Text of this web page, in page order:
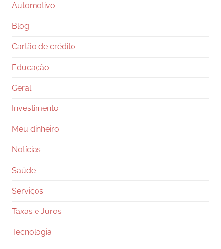
Automotivo
Blog
Cartão de crédito
Educação
Geral
Investimento
Meu dinheiro
Notícias
Saúde
Serviços
Taxas e Juros
Tecnologia